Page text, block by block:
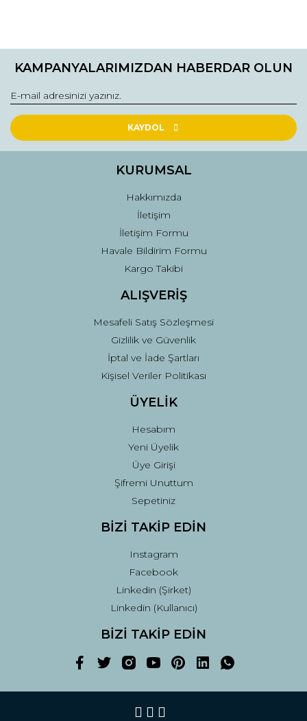
konularda yetersiz gördüğünüz noktaları öneri formunu
Görüş ve önerileriniz için teşekkür ederiz.
Ürün resmi kalitesiz, bozuk veya görüntülenemiyor.
Ürün açıklamasında eksik bilgiler bulunuyor.
Ürün fiyatı diğer sitelerden daha pahalı.
Gönder
KAMPANYALARIMIZDAN HABERDAR OLUN
KAYDOL
KURUMSAL
Hakkımızda
İletişim
İletişim Formu
Havale Bildirim Formu
Kargo Takibi
ALIŞVERİŞ
Mesafeli Satış Sözleşmesi
Gizlilik ve Güvenlik
İptal ve İade Şartları
Kişisel Veriler Politikası
ÜYELİK
Hesabım
Yeni Üyelik
Üye Girişi
Şifremi Unuttum
Sepetiniz
BİZİ TAKİP EDİN
Instagram
Facebook
Linkedin (Şirket)
Linkedin (Kullanıcı)
BİZİ TAKİP EDİN